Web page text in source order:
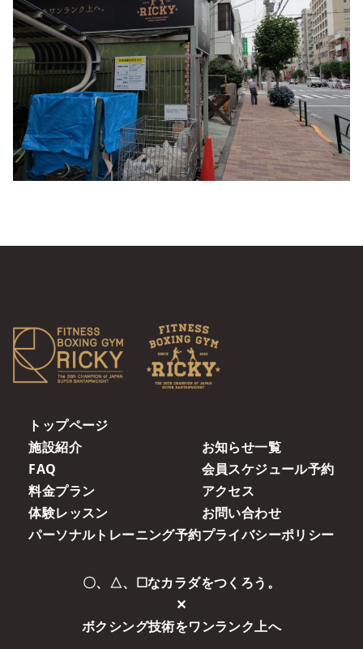
トップページ
施設紹介
FAQ
料金プラン
体験レッスン
パーソナルトレーニング予約
お知らせ一覧
会員スケジュール予約
アクセス
お問い合わせ
プライバシーポリシー
〇、△、☐なカラダをつくろう。
✕
ボクシング技術をワンランク上へ